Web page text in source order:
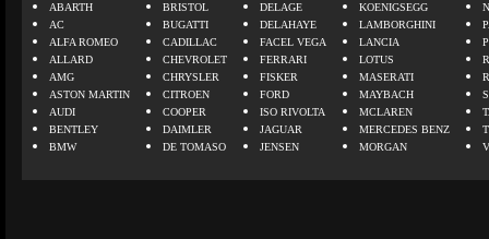
ABARTH
AC
ALFA ROMEO
ALLARD
AMG
ASTON MARTIN
AUDI
BENTLEY
BMW
BRISTOL
BUGATTI
CADILLAC
CHEVROLET
CHRYSLER
CITROEN
COOPER
DAIMLER
DE TOMASO
DELAGE
DELAHAYE
FACEL VEGA
FERRARI
FISKER
FORD
ISO RIVOLTA
JAGUAR
JENSEN
KOENIGSEGG
LAMBORGHINI
LANCIA
LOTUS
MASERATI
MAYBACH
MCLAREN
MERCEDES BENZ
MORGAN